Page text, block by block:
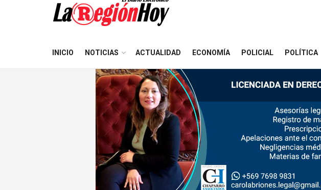
INICIO NOTICIAS ACTUALIDAD ECONOMÍA POLICIAL POLÍTICA